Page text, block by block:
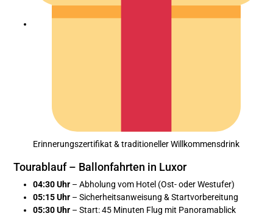
Erinnerungszertifikat & traditioneller Willkommensdrink
Tourablauf – Ballonfahrten in Luxor
04:30 Uhr – Abholung vom Hotel (Ost- oder Westufer)
05:15 Uhr – Sicherheitsanweisung & Startvorbereitung
05:30 Uhr – Start: 45 Minuten Flug mit Panoramablick